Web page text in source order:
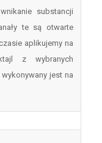
substancji
te są otwarte
aplikujemy na
z wybranych
jest na